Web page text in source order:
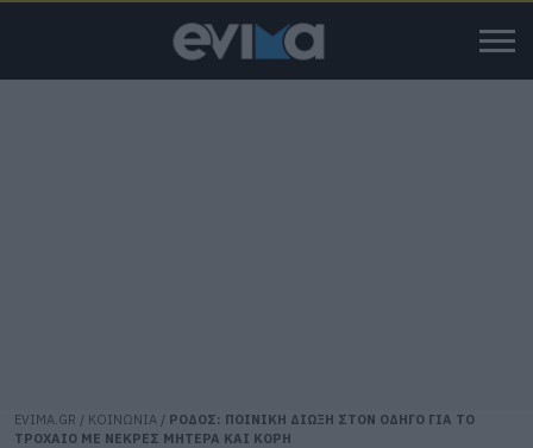
EVIMA.GR / ΚΟΙΝΩΝΙΑ / ΡΟΔΟΣ: ΠΟΙΝΙΚΗ ΔΙΩΞΗ ΣΤΟΝ ΟΔΗΓΟ ΓΙΑ ΤΟ
ΤΡΟΧΑΙΟ ΜΕ ΝΕΚΡΕΣ ΜΗΤΕΡΑ ΚΑΙ ΚΟΡΗ